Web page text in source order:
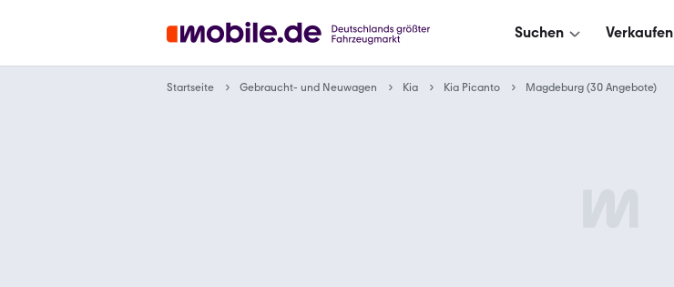
Suchen Verkaufen
Startseite Gebraucht- und Neuwagen Kia Kia Picanto Magdeburg (30 Angebote)